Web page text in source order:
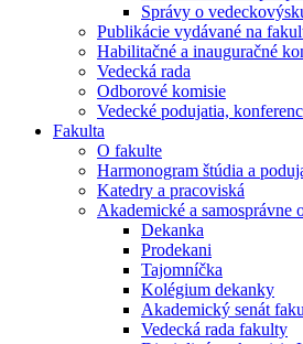
Správy o
Publikácie vydávané na
Habilitačné a inauguračné
Vedecká rada
Odborové komisie
Vedecké podujatia,
Fakulta
O fakulte
Harmonogram štúdia a
Katedry a pracoviská
Akademické a samosprávne
Dekanka
Prodekani
Tajomníčka
Kolégium dekanky
Akademický senát
Vedecká rada fakulty